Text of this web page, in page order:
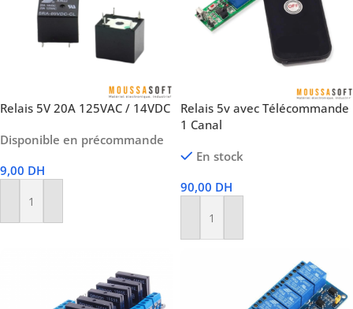
Relais 5V 20A 125VAC / 14VDC
Disponible en précommande
9,00 DH
Ajouter Au Panier
Relais 5v avec Télécommande
1 Canal
En stock
90,00 DH
Ajouter Au Panier